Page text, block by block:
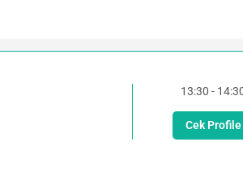
13:30 -
Cek Profile